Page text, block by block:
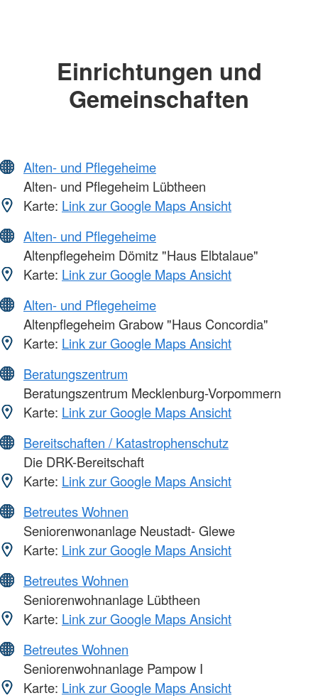
Einrichtungen und
Gemeinschaften
Alten- und Pflegeheime
Alten- und Pflegeheim Lübtheen
Karte: Link zur Google Maps Ansicht
Alten- und Pflegeheime
Altenpflegeheim Dömitz "Haus Elbtalaue"
Karte: Link zur Google Maps Ansicht
Alten- und Pflegeheime
Altenpflegeheim Grabow "Haus Concordia"
Karte: Link zur Google Maps Ansicht
Beratungszentrum
Beratungszentrum Mecklenburg-Vorpommern
Karte: Link zur Google Maps Ansicht
Bereitschaften / Katastrophenschutz
Die DRK-Bereitschaft
Karte: Link zur Google Maps Ansicht
Betreutes Wohnen
Seniorenwonanlage Neustadt- Glewe
Karte: Link zur Google Maps Ansicht
Betreutes Wohnen
Seniorenwohnanlage Lübtheen
Karte: Link zur Google Maps Ansicht
Betreutes Wohnen
Seniorenwohnanlage Pampow I
Karte: Link zur Google Maps Ansicht